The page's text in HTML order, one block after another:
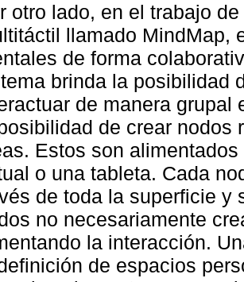
otro lado, en el trabajo
llamado MindMap,
de forma
brinda la posibilidad
de manera grupal
de crear nodos
Estos son
o una tableta. Cada
de toda la superficie y
no necesariamente
la interacción.
de espacios